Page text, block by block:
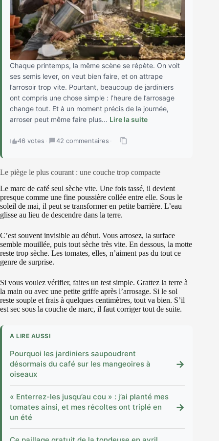
Chaque printemps, la même scène se répète. On voit
ses semis lever, on veut bien faire, et on attrape
l’arrosoir trop vite. Pourtant, beaucoup de jardiniers
ont compris une chose simple : l’heure de l’arrosage
change tout. Et à un moment précis de la journée,
arroser peut même faire plus... Lire la suite
46 votes · 42 commentaires ·
Le piège le plus courant : une couche trop compacte
Le marc de café seul sèche vite. Une fois tassé, il devient
presque comme une fine poussière collée entre elle. Sous le
soleil de mai, il peut se transformer en petite barrière. L’eau
glisse au lieu de descendre dans la terre.
C’est souvent invisible au début. Vous arrosez, la surface
semble mouillée, puis tout sèche très vite. En dessous, la motte
reste trop sèche. Les tomates, elles, n’aiment pas du tout ce
genre de surprise.
Si vous voulez vérifier, faites un test simple. Grattez la terre à
la main ou avec une petite griffe après l’arrosage. Si le sol
reste souple et frais à quelques centimètres, tout va bien. S’il
est sec sous la couche de marc, il faut corriger tout de suite.
A LIRE AUSSI
Pourquoi les jardiniers saupoudrent
désormais du café sur les mangeoires à
oiseaux
→
« Enterrez-les jusqu’au cou » : j’ai planté mes
tomates ainsi, et mes récoltes ont triplé en
un été
→